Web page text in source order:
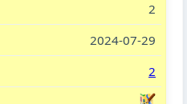
2
2024-07-29
2